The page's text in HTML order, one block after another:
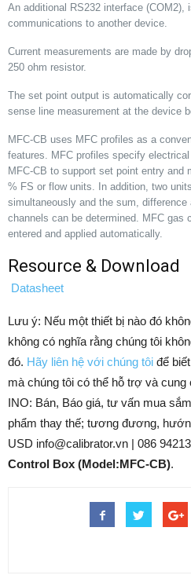
An additional RS232 interface (COM2),
communications to another device.
Current measurements are made by
250 ohm resistor.
The set point output is automatically
sense line measurement at the device
MFC-CB uses MFC profiles as a
features. MFC profiles specify
MFC-CB to support set point entry and
% FS or flow units. In addition, two
simultaneously and the sum, difference
channels can be determined. MFC gas
entered and applied automatically.
Resource & Download
Datasheet
Lưu ý: Nếu một thiết bị nào đó
không có nghĩa rằng chúng tôi
đó. Hãy liên hệ với chúng tôi để
mà chúng tôi có thể hỗ trợ và cung
INO: Bán, Báo giá, tư vấn mua
phẩm thay thế; tương đương,
USD info@calibrator.vn | 086
Control Box (Model:MFC-CB).